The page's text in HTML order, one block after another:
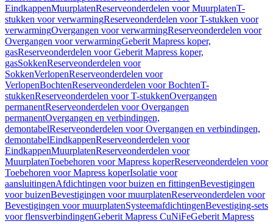
EindkappenMuurplatenReserveonderdelen voor MuurplatenT-
stukken voor verwarmingReserveonderdelen voor T-stukken voor
verwarmingOvergangen voor verwarmingReserveonderdelen voor
Overgangen voor verwarmingGeberit Mapress koper,
gasReserveonderdelen voor Geberit Mapress koper,
gasSokkenReserveonderdelen voor
SokkenVerlopenReserveonderdelen voor
VerlopenBochtenReserveonderdelen voor BochtenT-
stukkenReserveonderdelen voor T-stukkenOvergangen
permanentReserveonderdelen voor Overgangen
permanentOvergangen en verbindingen,
demontabelReserveonderdelen voor Overgangen en verbindingen,
demontabelEindkappenReserveonderdelen voor
EindkappenMuurplatenReserveonderdelen voor
MuurplatenToebehoren voor Mapress koperReserveonderdelen voor
Toebehoren voor Mapress koperIsolatie voor
aansluitingenAfdichtingen voor buizen en fittingenBevestigingen
voor buizenBevestigingen voor muurplatenReserveonderdelen voor
Bevestigingen voor muurplatenSysteemafdichtingenBevestiging-sets
voor flensverbindingenGeberit Mapress CuNiFeGeberit Mapress